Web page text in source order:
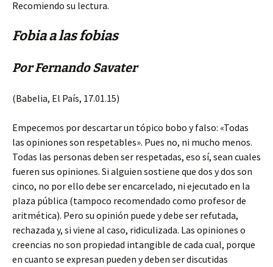
Recomiendo su lectura.
Fobia a las fobias
Por Fernando Savater
(Babelia, El País, 17.01.15)
Empecemos por descartar un tópico bobo y falso: «Todas
las opiniones son respetables». Pues no, ni mucho menos.
Todas las personas deben ser respetadas, eso sí, sean cuales
fueren sus opiniones. Si alguien sostiene que dos y dos son
cinco, no por ello debe ser encarcelado, ni ejecutado en la
plaza pública (tampoco recomendado como profesor de
aritmética). Pero su opinión puede y debe ser refutada,
rechazada y, si viene al caso, ridiculizada. Las opiniones o
creencias no son propiedad intangible de cada cual, porque
en cuanto se expresan pueden y deben ser discutidas